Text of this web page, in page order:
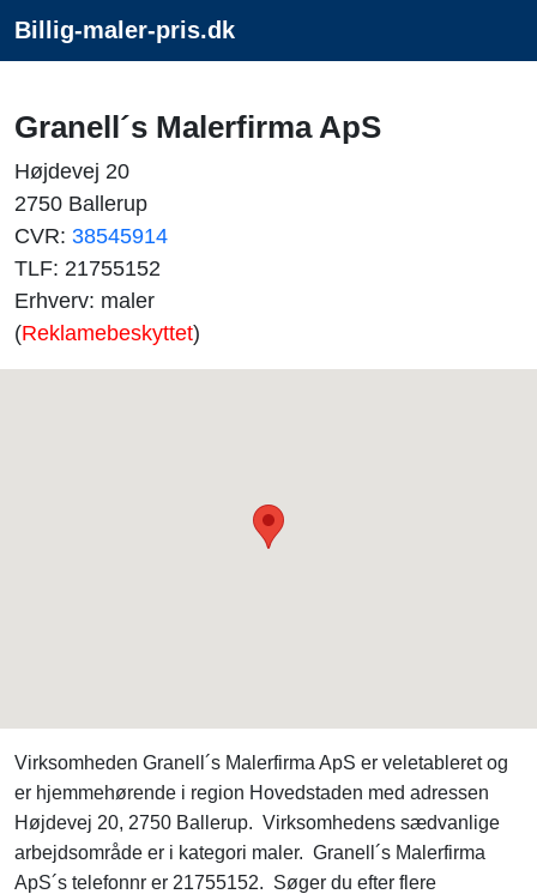
Billig-maler-pris.dk
Granell´s Malerfirma ApS
Højdevej 20
2750 Ballerup
CVR: 38545914
TLF: 21755152
Erhverv: maler
(Reklamebeskyttet)
Virksomheden Granell´s Malerfirma ApS er veletableret og
er hjemmehørende i region Hovedstaden med adressen
Højdevej 20, 2750 Ballerup. Virksomhedens sædvanlige
arbejdsområde er i kategori maler. Granell´s Malerfirma
ApS´s telefonnr er 21755152. Søger du efter flere